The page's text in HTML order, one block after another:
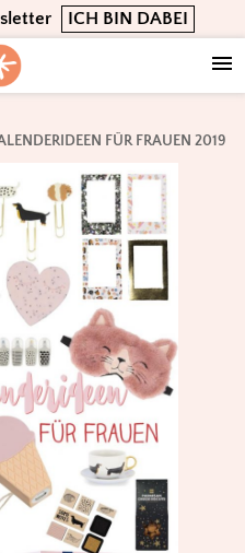
ICH BIN DABEI
FÜR FRAUEN 2019